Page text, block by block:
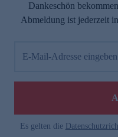
Dankeschön
Abmeldung ist jederzeit
E-Mail-Adresse eingeben
Es gelten die